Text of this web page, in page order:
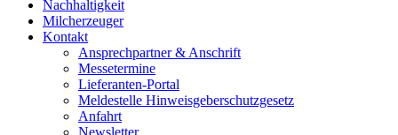
Nachhaltigkeit
Milcherzeuger
Kontakt
Ansprechpartner & Anschrift
Messetermine
Lieferanten-Portal
Meldestelle Hinweisgeberschutzgesetz
Anfahrt
Newsletter